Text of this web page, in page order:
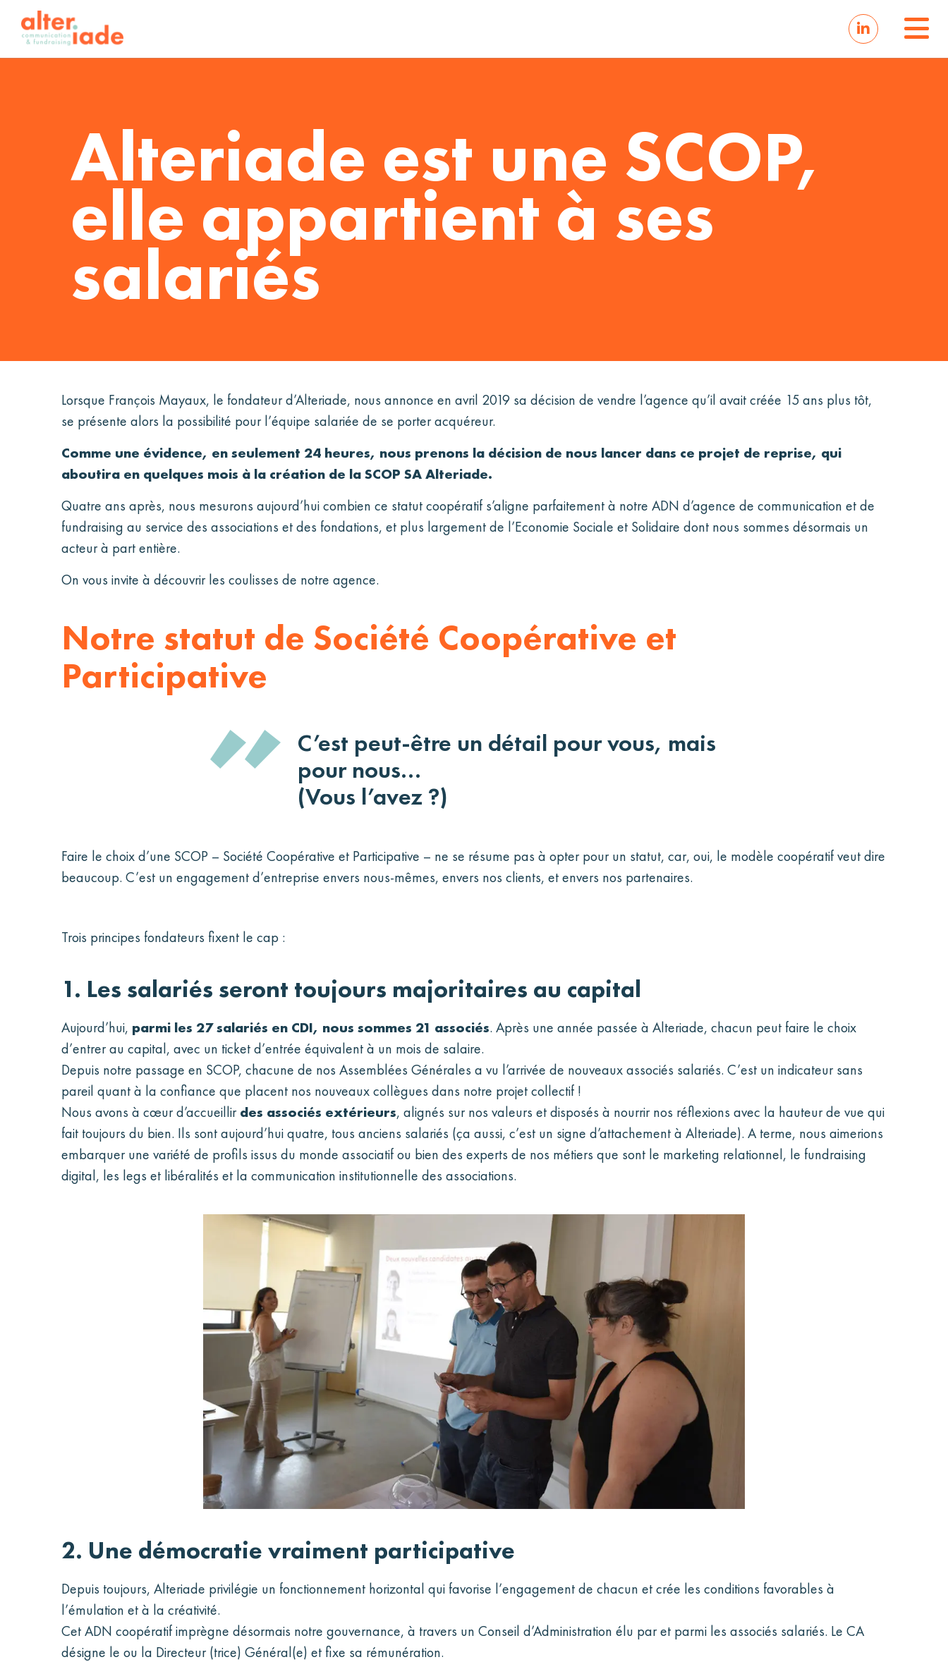
Alteriade est une SCOP,
elle appartient à ses
salariés
Lorsque François Mayaux, le fondateur d’Alteriade, nous annonce en avril 2019 sa décision de vendre l’agence qu’il avait créée 15 ans plus tôt,
se présente alors la possibilité pour l’équipe salariée de se porter acquéreur.
Comme une évidence, en seulement 24 heures, nous prenons la décision de nous lancer dans ce projet de reprise, qui
aboutira en quelques mois à la création de la SCOP SA Alteriade.
Quatre ans après, nous mesurons aujourd’hui combien ce statut coopératif s’aligne parfaitement à notre ADN d’agence de communication et de
fundraising au service des associations et des fondations, et plus largement de l’Economie Sociale et Solidaire dont nous sommes désormais un
acteur à part entière.
On vous invite à découvrir les coulisses de notre agence.
Notre statut de Société Coopérative et
Participative
C’est peut-être un détail pour vous, mais
pour nous…
(Vous l’avez ?)
Faire le choix d’une SCOP – Société Coopérative et Participative – ne se résume pas à opter pour un statut, car, oui, le modèle coopératif veut dire
beaucoup. C’est un engagement d’entreprise envers nous-mêmes, envers nos clients, et envers nos partenaires.
Trois principes fondateurs fixent le cap :
1. Les salariés seront toujours majoritaires au capital
Aujourd’hui, parmi les 27 salariés en CDI, nous sommes 21 associés. Après une année passée à Alteriade, chacun peut faire le choix
d’entrer au capital, avec un ticket d’entrée équivalent à un mois de salaire.
Depuis notre passage en SCOP, chacune de nos Assemblées Générales a vu l’arrivée de nouveaux associés salariés. C’est un indicateur sans
pareil quant à la confiance que placent nos nouveaux collègues dans notre projet collectif !
Nous avons à cœur d’accueillirdes associés extérieurs, alignés sur nos valeurs et disposés à nourrir nos réflexions avec la hauteur de vue qui
fait toujours du bien. Ils sont aujourd’hui quatre, tous anciens salariés (ça aussi, c’est un signe d’attachement à Alteriade). A terme, nous aimerions
embarquer une variété de profils issus du monde associatif ou bien des experts de nos métiers que sont le marketing relationnel, le fundraising
digital, les legs et libéralités et la communication institutionnelle des associations.
2. Une démocratie vraiment participative
Depuis toujours, Alteriade privilégie un fonctionnement horizontal qui favorise l’engagement de chacun et crée les conditions favorables à
l’émulation et à la créativité.
Cet ADN coopératif imprègne désormais notre gouvernance, à travers un Conseil d’Administration élu par et parmi les associés salariés. Le CA
désigne le ou la Directeur (trice) Général(e) et fixe sa rémunération.